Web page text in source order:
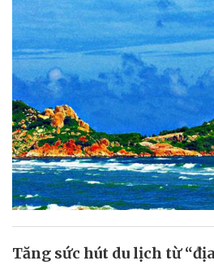
Tăng sức hút du lịch từ